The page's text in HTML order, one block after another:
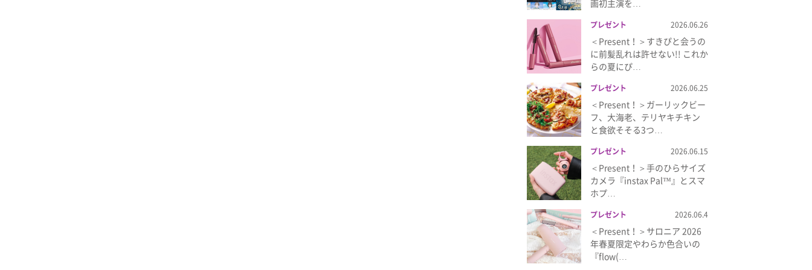
画初主演を…
プレゼント 2026.06.26
＜Present！＞すきぴと会うの
に前髪乱れは許せない!! これか
らの夏にぴ…
プレゼント 2026.06.25
＜Present！＞ガーリックビー
フ、大海老、テリヤキチキン
と食欲そそる3つ…
プレゼント 2026.06.15
＜Present！＞手のひらサイズ
カメラ『instax Pal™』とスマ
ホプ…
プレゼント 2026.06.4
＜Present！＞サロニア 2026
年春夏限定やわらか色合いの
『flow(…